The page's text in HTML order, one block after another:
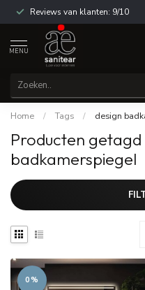
Reviews van klanten: 9/10
MENU
Home / Tags / design
Producten getagd
badkamerspiegel
0%